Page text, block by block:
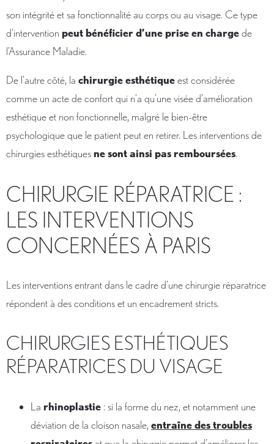
son intégrité et sa fonctionnalité au corps ou au visage. Ce type
d’intervention peut bénéficier d’une prise en chargede
l’Assurance Maladie.
De l’autre côté, la chirurgie esthétiqueest considérée
comme un acte de confort qui n’a qu’une visée d’amélioration
esthétique et non fonctionnelle, malgré le bien-être
psychologique que le patient peut en retirer. Les interventions de
chirurgies esthétiquesne sont ainsi pas remboursées.
CHIRURGIE RÉPARATRICE :
LES INTERVENTIONS
CONCERNÉES À PARIS
Les interventions entrant dans le cadre d’une chirurgie réparatrice
répondent à des conditions et un encadrement stricts.
CHIRURGIES ESTHÉTIQUES
RÉPARATRICES DU VISAGE
La rhinoplastie : si la forme du nez, et notamment une
déviation de la cloison nasale, entraîne des troubles